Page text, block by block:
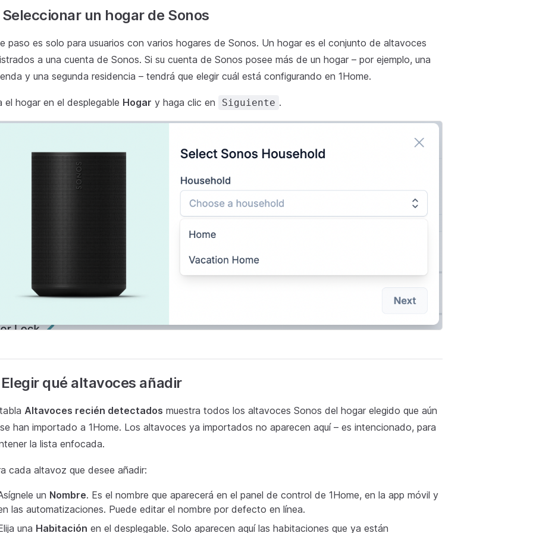
un hogar de Sonos
paso es solo para usuarios con varios hogares de Sonos. Un hogar es el conjunto de altavoces
a una cuenta de Sonos. Si su cuenta de Sonos posee más de un hogar – por ejemplo, una
y una segunda residencia – tendrá que elegir cuál está configurando en 1Home.
el hogar en el desplegable Hogar y haga clic en Siguiente .
qué altavoces añadir
Altavoces recién detectados muestra todos los altavoces Sonos del hogar elegido que aún
han importado a 1Home. Los altavoces ya importados no aparecen aquí – es intencionado, para
la lista enfocada.
cada altavoz que desee añadir:
un Nombre. Es el nombre que aparecerá en el panel de control de 1Home, en la app móvil y
las automatizaciones. Puede editar el nombre por defecto en línea.
una Habitación en el desplegable. Solo aparecen aquí las habitaciones que ya están